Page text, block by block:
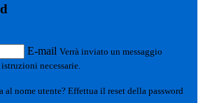
E-mail Verrà inviato un messaggio
necessarie.
al nome utente? Effettua il reset della password